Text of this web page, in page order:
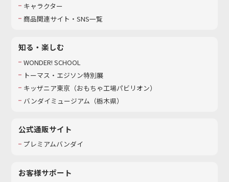
キャラクター
商品関連サイト・SNS一覧
知る・楽しむ
WONDER! SCHOOL
トーマス・エジソン特別展
キッザニア東京（おもちゃ工場パビリオン）​
バンダイミュージアム（栃木県）
公式通販サイト
プレミアムバンダイ
お客様サポート